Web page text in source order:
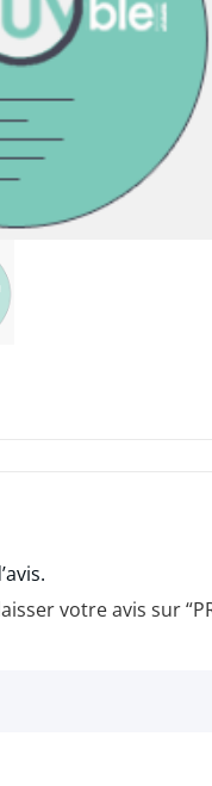
votre avis sur